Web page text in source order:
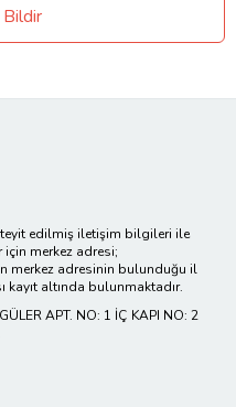
teyit edilmiş iletişim bilgileri ile
merkez adresi;
merkez adresinin bulunduğu il
altında bulunmaktadır.
APT. NO: 1 İÇ KAPI NO: 2